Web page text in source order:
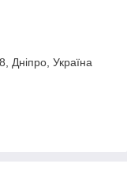
Дніпро, Україна